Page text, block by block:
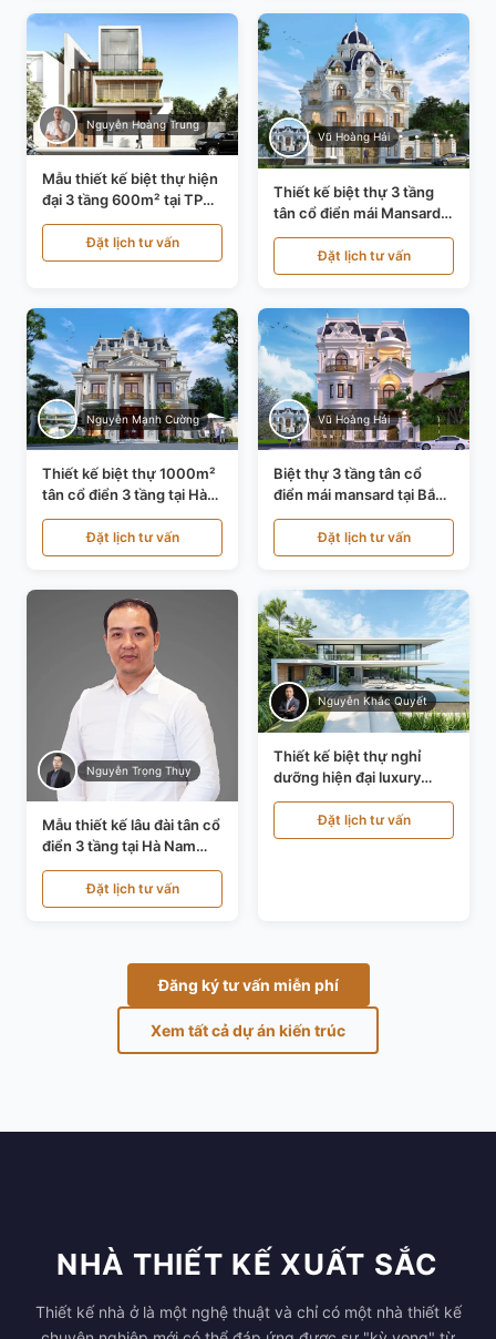
Nguyễn Hoàng Trung
Mẫu thiết kế biệt thự hiện
đại 3 tầng 600m² tại TP
Hồ Chí Minh KT24602
Đặt lịch tư vấn
Vũ Hoàng Hải
Thiết kế biệt thự 3 tầng
tân cổ điển mái Mansard
tại Thanh Hóa KT23104
Đặt lịch tư vấn
Nguyễn Mạnh Cường
Thiết kế biệt thự 1000m²
tân cổ điển 3 tầng tại Hà
Nội KT21010
Đặt lịch tư vấn
Vũ Hoàng Hải
Biệt thự 3 tầng tân cổ
điển mái mansard tại Bắc
Ninh KT21198
Đặt lịch tư vấn
Nguyễn Trọng Thụy
Mẫu thiết kế lâu đài tân cổ
điển 3 tầng tại Hà Nam
KT24821
Đặt lịch tư vấn
Nguyễn Khắc Quyết
Thiết kế biệt thự nghỉ
dưỡng hiện đại luxury
700m² tại Đà Nẵng
KT24616Đặt lịch tư vấn
Đăng ký tư vấn miễn phí
Xem tất cả dự án kiến trúc
NHÀ THIẾT KẾ XUẤT SẮC
Thiết kế nhà ở là một nghệ thuật và chỉ có một nhà thiết kế